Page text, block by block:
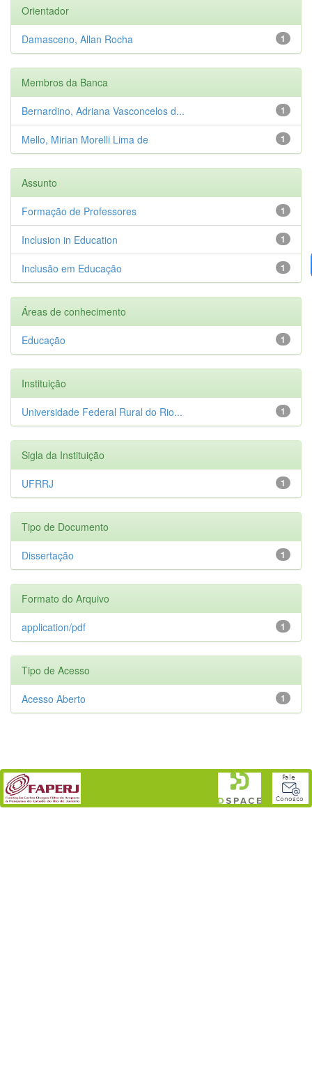
Orientador
1
Damasceno, Allan Rocha
Membros da Banca
1
Bernardino, Adriana Vasconcelos d...
1
Mello, Mirian Morelli Lima de
Assunto
1
Formação de Professores
1
Inclusion in Education
1
Inclusão em Educação
Áreas de conhecimento
1
Educação
Instituição
1
Universidade Federal Rural do Rio...
Sigla da Instituição
1
UFRRJ
Tipo de Documento
1
Dissertação
Formato do Arquivo
1
application/pdf
Tipo de Acesso
1
Acesso Aberto